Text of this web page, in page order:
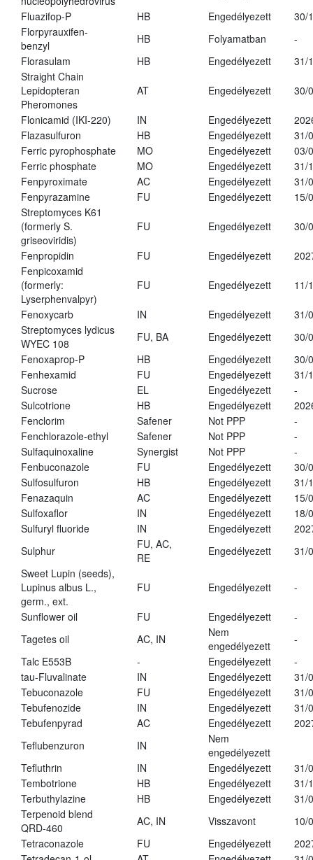
Fluazifop-P
HB Engedélyezett
30/
Florpyrauxifen-
benzyl
HB Folyamatban
-
Florasulam
HB Engedélyezett
31/
Straight Chain
Lepidopteran
Pheromones
AT Engedélyezett 30/
Flonicamid (IKI-220) IN Engedélyezett
Flazasulfuron
HB Engedélyezett
31/
Ferric pyrophosphate
MO Engedélyezett
03/
Ferric phosphate
MO Engedélyezett
31/
Fenpyroximate
AC Engedélyezett
31/
Fenpyrazamine
FU Engedélyezett
15/
Streptomyces K61
(formerly S.
griseoviridis)
FU Engedélyezett 30/
Fenpropidin FU Engedélyezett
Fenpicoxamid
(formerly:
Lyserphenvalpyr)
FU Engedélyezett 11/
Fenoxycarb IN Engedélyezett
31/
Streptomyces lydicus
WYEC 108
FU, BA Engedélyezett
30/
Fenoxaprop-P
HB Engedélyezett
30/
Fenhexamid
FU Engedélyezett
31/
Sucrose
EL Engedélyezett
-
Sulcotrione
HB Engedélyezett
Fenclorim
Safener Not PPP
-
Fenchlorazole-ethyl
Safener Not PPP
-
Sulfaquinoxaline
Synergist Not PPP
-
Fenbuconazole
FU Engedélyezett
30/
Sulfosulfuron
HB Engedélyezett
31/
Fenazaquin
AC Engedélyezett
15/
Sulfoxaflor
IN Engedélyezett
18/
Sulfuryl fluoride
IN Engedélyezett
Sulphur
FU, AC,
RE
Engedélyezett
31/
Sweet Lupin (seeds),
Lupinus albus L.,
germ., ext.
FU Engedélyezett -
Sunflower oil FU Engedélyezett
-
Tagetes oil
AC, IN
Nem
engedélyezett
-
Talc E553B
- Engedélyezett
-
tau-Fluvalinate
IN Engedélyezett
31/
Tebuconazole
FU Engedélyezett
31/
Tebufenozide
IN Engedélyezett
31/
Tebufenpyrad
AC Engedélyezett
Teflubenzuron
IN
Nem
engedélyezett
Tefluthrin
IN Engedélyezett
31/
Tembotrione
HB Engedélyezett
31/
Terbuthylazine
HB Engedélyezett
31/
Terpenoid blend
QRD-460
AC, IN Visszavont
10/
Tetraconazole
FU Engedélyezett